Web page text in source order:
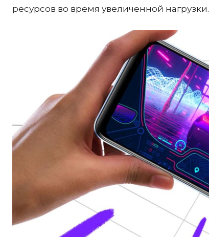
ресурсов во время увеличенной нагрузки.